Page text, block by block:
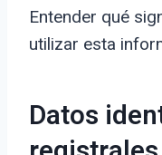
Entender qué
utilizar esta
Datos